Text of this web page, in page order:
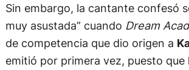
Sin embargo, la cantante confesó
muy asustada” cuando Dream
de competencia que dio origen a
emitió por primera vez, puesto que